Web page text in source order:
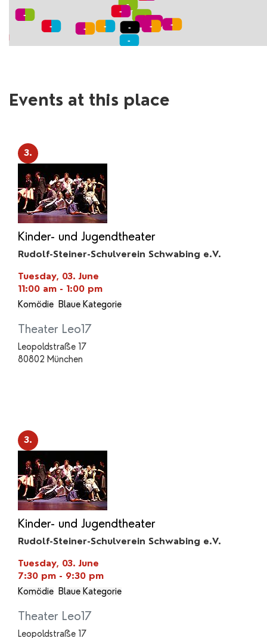
Events at this place
3.
Kinder- und Jugendtheater
Rudolf-Steiner-Schulverein Schwabing e.V.
Tuesday, 03. June
11:00 am - 1:00 pm
Komödie Blaue Kategorie
Theater Leo17
Leopoldstraße 17
80802 München
3.
Kinder- und Jugendtheater
Rudolf-Steiner-Schulverein Schwabing e.V.
Tuesday, 03. June
7:30 pm - 9:30 pm
Komödie Blaue Kategorie
Theater Leo17
Leopoldstraße 17